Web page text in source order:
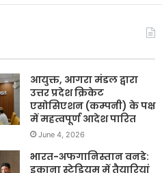
आयुक्त, आगरा मंडल द्वारा
उत्तर प्रदेश क्रिकेट
एसोसिएशन (कम्पनी) के पक्ष
में महत्वपूर्ण आदेश पारित
June 4, 2026
भारत-अफगानिस्तान वनडे:
इकाना स्टेडियम में तैयारियां